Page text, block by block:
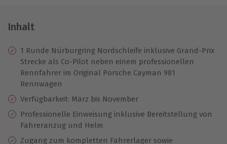
Inhalt
1 Runde Nürburgring Nordschleife inklusive Grand-Prix
Strecke als Co-Pilot neben einem professionellen
Rennfahrer im Original Porsche Cayman 981
Rennwagen
Verfügbarkeit: März bis November
Professionelle Einweisung inklusive Bereitstellung von
Fahreranzug und Helm
Zugang zum kompletten Fahrerlager sowie